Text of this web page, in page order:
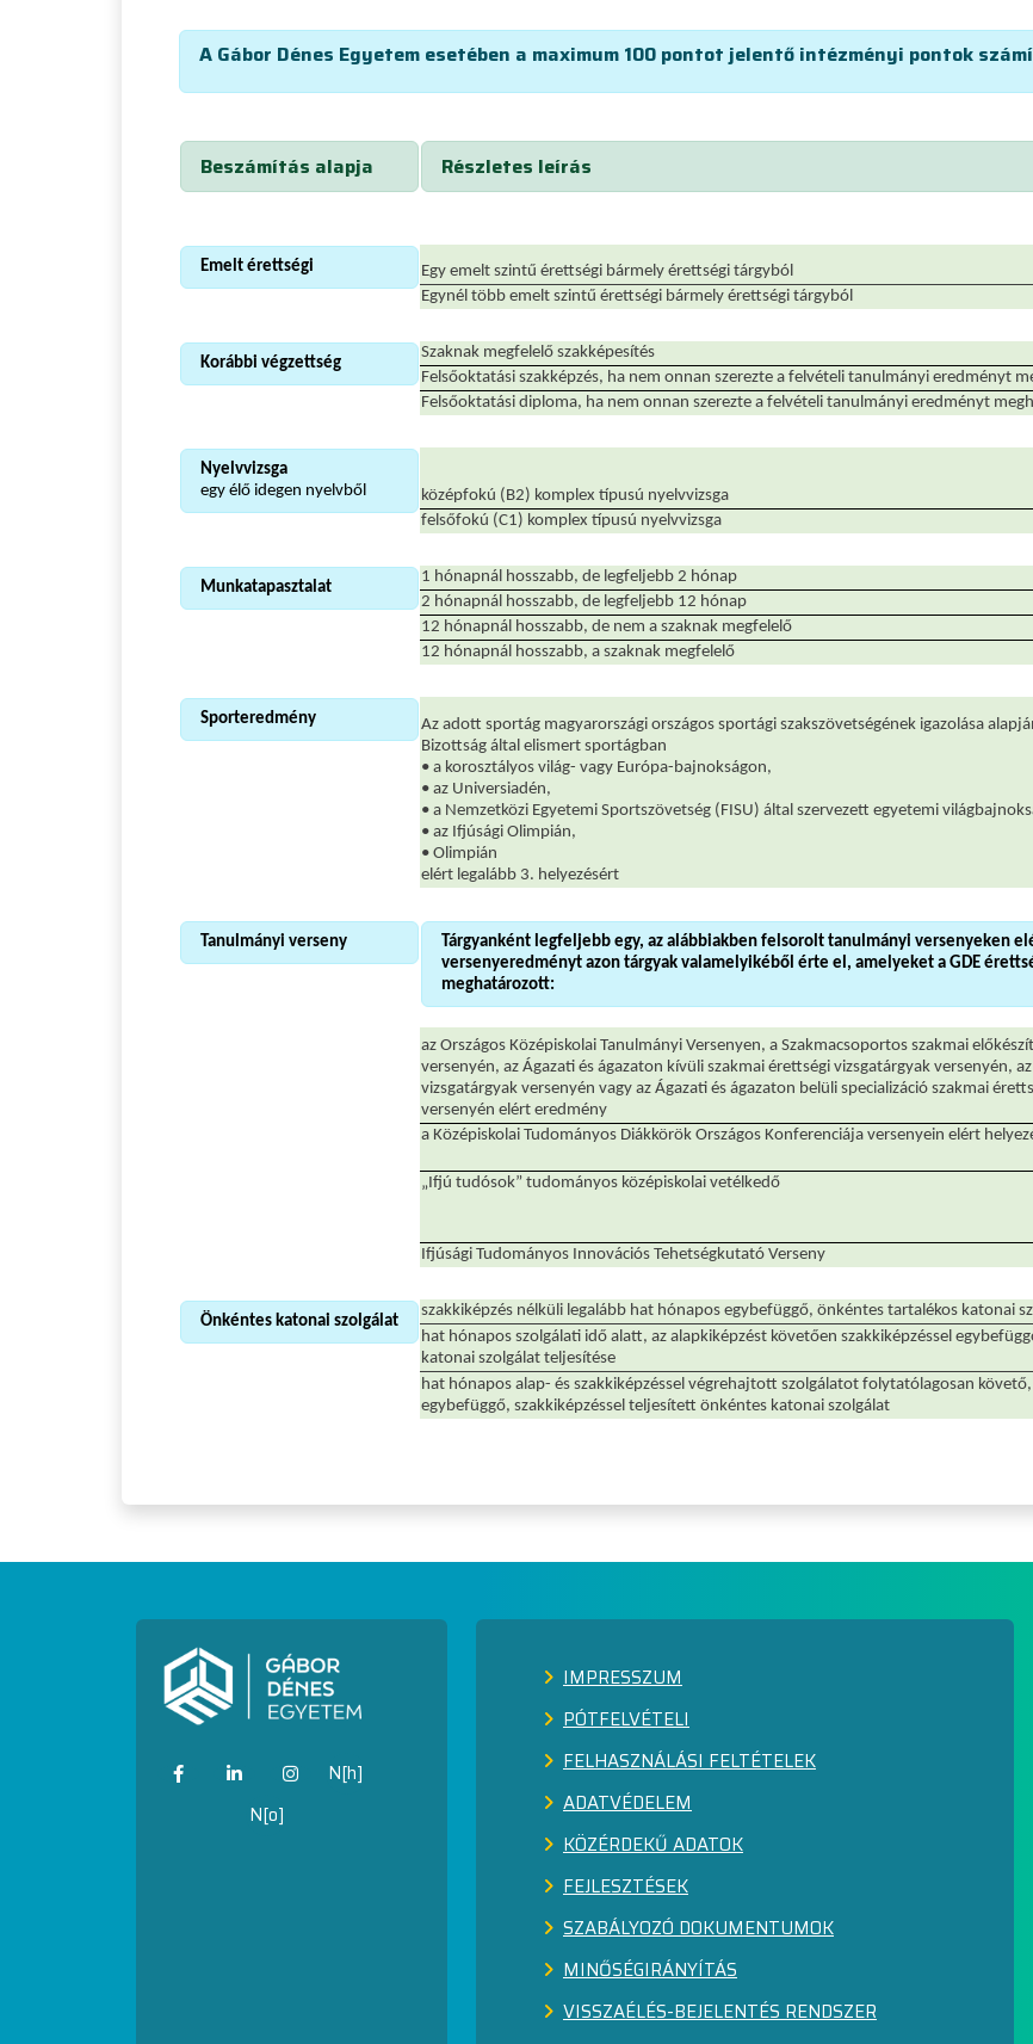
A Gábor Dénes Egyetem esetében a maximum 100 pontot jelentő intézményi pontok
Beszámítás alapja Részletes leírás
Emelt érettségi Egy emelt szintű érettségi bármely érettségi tárgyból
Egynél több emelt szintű érettségi bármely érettségi tárgyból
Korábbi végzettség
Szaknak megfelelő szakképesítés
Felsőoktatási szakképzés, ha nem onnan szerezte a felvételi tanulmányi eredményt
Felsőoktatási diploma, ha nem onnan szerezte a felvételi tanulmányi eredményt
Nyelvvizsga
egy élő idegen nyelvből
középfokú (B2) komplex típusú nyelvvizsga
felsőfokú (C1) komplex típusú nyelvvizsga
Munkatapasztalat
1 hónapnál hosszabb, de legfeljebb 2 hónap
2 hónapnál hosszabb, de legfeljebb 12 hónap
12 hónapnál hosszabb, de nem a szaknak megfelelő
12 hónapnál hosszabb, a szaknak megfelelő
Sporteredmény
Az adott sportág magyarországi országos sportági szakszövetségének igazolása
Bizottság által elismert sportágban
• a korosztályos világ- vagy Európa-bajnokságon,
• az Universiadén,
• a Nemzetközi Egyetemi Sportszövetség (FISU) által szervezett egyetemi
• az Ifjúsági Olimpián,
• Olimpián
elért legalább 3. helyezésért
Tanulmányi verseny
Tárgyanként legfeljebb egy, az alábbiakben felsorolt tanulmányi versenyeken
versenyeredményt azon tárgyak valamelyikéből érte el, amelyeket a GDE
meghatározott:
az Országos Középiskolai Tanulmányi Versenyen, a Szakmacsoportos szakmai
versenyén, az Ágazati és ágazaton kívüli szakmai érettségi vizsgatárgyak versenyén,
vizsgatárgyak versenyén vagy az Ágazati és ágazaton belüli specializáció szakmai
versenyén elért eredmény
a Középiskolai Tudományos Diákkörök Országos Konferenciája versenyein elért
„Ifjú tudósok” tudományos középiskolai vetélkedő
Ifjúsági Tudományos Innovációs Tehetségkutató Verseny
Önkéntes katonai szolgálat
szakkiképzés nélküli legalább hat hónapos egybefüggő, önkéntes tartalékos katonai
hat hónapos szolgálati idő alatt, az alapkiképzést követően szakkiképzéssel
katonai szolgálat teljesítése
hat hónapos alap- és szakkiképzéssel végrehajtott szolgálatot folytatólagosan
egybefüggő, szakkiképzéssel teljesített önkéntes katonai szolgálat
N[h]
N[o]
IMPRESSZUM
PÓTFELVÉTELI
FELHASZNÁLÁSI FELTÉTELEK
ADATVÉDELEM
KÖZÉRDEKŰ ADATOK
FEJLESZTÉSEK
SZABÁLYOZÓ DOKUMENTUMOK
MINŐSÉGIRÁNYÍTÁS
VISSZAÉLÉS-BEJELENTÉS RENDSZER